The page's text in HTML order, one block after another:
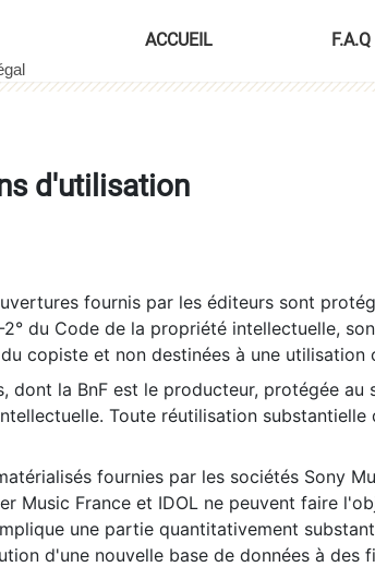
ACCUEIL F.A.Q
d'utilisation
fournis par les éditeurs sont
du Code de la propriété intellectuelle,
copiste et non destinées à une utilisation
dont la BnF est le producteur, protégée au
Toute réutilisation substantielle
fournies par les sociétés Sony
Music France et IDOL ne peuvent faire
une partie quantitativement
d'une nouvelle base de données à des